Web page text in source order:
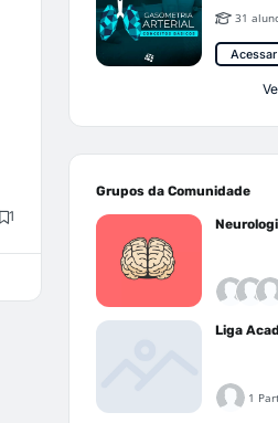
1
31
Grupos da Comunidade
1